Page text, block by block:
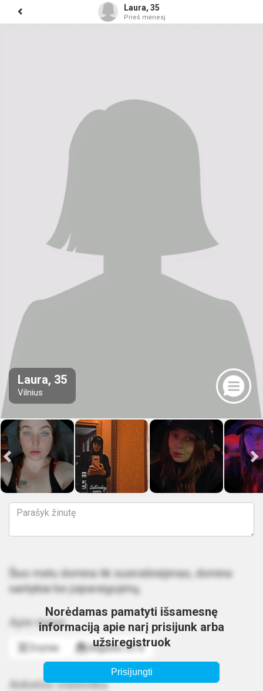
Laura, 35
Prieš mėnesį
Laura, 35
Vilnius
Šiuo metu domina tik susirašinėjimas, domina
santykiai be įsipareigojimų.
Apie mane
Dvyniai Gegužės 23 d.
Anketos statistika
Norėdamas pamatyti išsamesnę
informaciją apie narį prisijunk arba
užsiregistruok
Prisijungti